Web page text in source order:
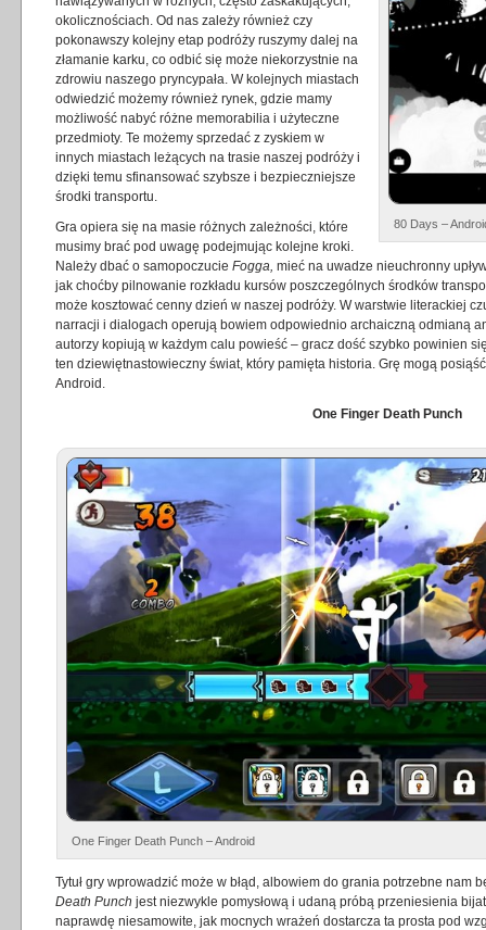
80 Days –
okolicznościach. Od nas zależy również czy
pokonawszy kolejny etap podróży ruszymy dalej na
złamanie karku, co odbić się może niekorzystnie na
zdrowiu naszego pryncypała. W kolejnych miastach
odwiedzić możemy również rynek, gdzie mamy
możliwość nabyć różne memorabilia i użyteczne
przedmioty. Te możemy sprzedać z zyskiem w
innych miastach leżących na trasie naszej podróży i
dzięki temu sfinansować szybsze i bezpieczniejsze
środki transportu.
Gra opiera się na masie różnych zależności, które
musimy brać pod uwagę podejmując kolejne kroki.
Należy dbać o samopoczucie Fogga, mieć na uwadze nieuchronny
jak choćby pilnowanie rozkładu kursów poszczególnych środków
może kosztować cenny dzień w naszej podróży. W warstwie literackiej
narracji i dialogach operują bowiem odpowiednio archaiczną odmianą
autorzy kopiują w każdym calu powieść – gracz dość szybko powinien
ten dziewiętnastowieczny świat, który pamięta historia. Grę mogą
Android.
One Finger Death Punch
One Finger Death Punch – Android
Tytuł gry wprowadzić może w błąd, albowiem do grania potrzebne nam
Death Punch jest niezwykle pomysłową i udaną próbą przeniesienia
naprawdę niesamowite, jak mocnych wrażeń dostarcza ta prosta pod